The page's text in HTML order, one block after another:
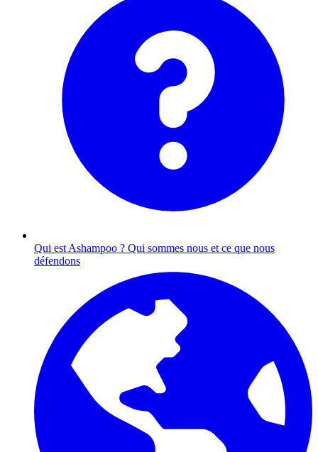
Qui est Ashampoo ? Qui sommes nous et ce que nous
défendons